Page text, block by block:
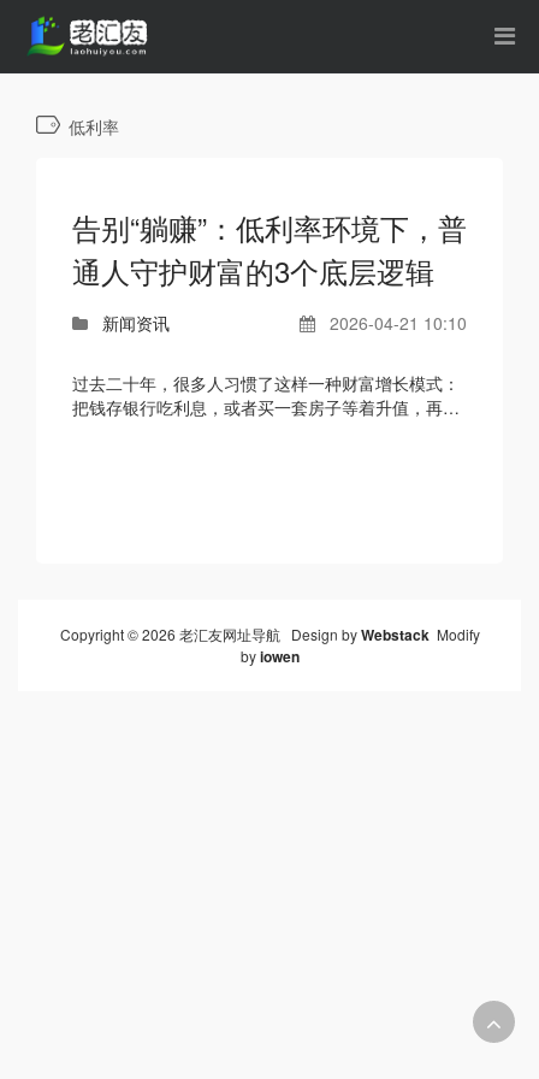
低利率
告别“躺赚”：低利率环境下，普
通人守护财富的3个底层逻辑
新闻资讯 2026-04-21 10:10
过去二十年，很多人习惯了这样一种财富增长模式：
把钱存银行吃利息，或者买一套房子等着升值，再或
Copyright © 2026 老汇友网址导航 Design byWebstack Modify
byiowen